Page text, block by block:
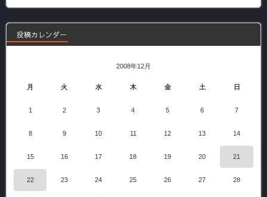
事
投稿カレンダー
2008年12月
月 火 水 木 金 土 日
1 2 3 4 5 6 7
8 9 10 11 12 13 14
15 16 17 18 19 20 21
22 23 24 25 26 27 28